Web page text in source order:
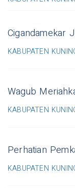
Cigandamekar
KABUPATEN
Wagub
KABUPATEN
Perhatian
KABUPATEN